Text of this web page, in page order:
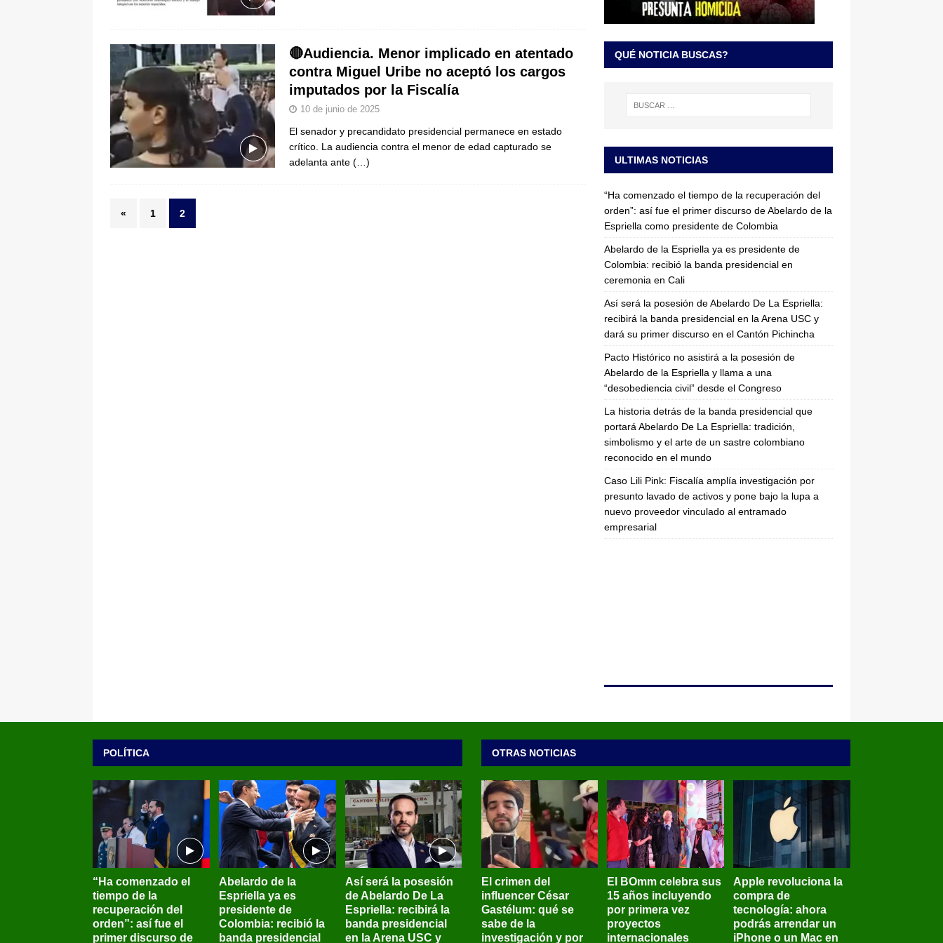
[ 6 de agosto de 2026 ]
ÚLTIMO
🔴Audiencia. Menor implicado en atentado
contra Miguel Uribe no aceptó los cargos
imputados por la Fiscalía
10 de junio de 2025
El senador y precandidato presidencial permanece en estado
crítico. La audiencia contra el menor de edad capturado se
adelanta ante (…)
« 1 2
QUÉ NOTICIA BUSCAS?
ULTIMAS NOTICIAS
“Ha comenzado el tiempo de la recuperación del
orden”: así fue el primer discurso de Abelardo de la
Espriella como presidente de Colombia
Abelardo de la Espriella ya es presidente de
Colombia: recibió la banda presidencial en
ceremonia en Cali
Así será la posesión de Abelardo De La Espriella:
recibirá la banda presidencial en la Arena USC y
dará su primer discurso en el Cantón Pichincha
Pacto Histórico no asistirá a la posesión de
Abelardo de la Espriella y llama a una
“desobediencia civil” desde el Congreso
La historia detrás de la banda presidencial que
portará Abelardo De La Espriella: tradición,
simbolismo y el arte de un sastre colombiano
reconocido en el mundo
Caso Lili Pink: Fiscalía amplía investigación por
presunto lavado de activos y pone bajo la lupa a
nuevo proveedor vinculado al entramado
empresarial
POLÍTICA
“Ha comenzado el
tiempo de la
recuperación del
orden”: así fue el
primer discurso de
Abelardo de la
Espriella ya es
presidente de
Colombia: recibió la
banda presidencial
Así será la posesión
de Abelardo De La
Espriella: recibirá la
banda presidencial
en la Arena USC y
OTRAS NOTICIAS
El crimen del
influencer César
Gastélum: qué se
sabe de la
investigación y por
El BOmm celebra sus
15 años incluyendo
por primera vez
proyectos
internacionales
Apple revoluciona la
compra de
tecnología: ahora
podrás arrendar un
iPhone o un Mac en